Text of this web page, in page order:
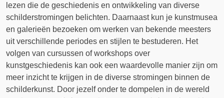
lezen die de geschiedenis en ontwikkeling van diverse
schilderstromingen belichten. Daarnaast kun je kunstmusea
en galerieën bezoeken om werken van bekende meesters
uit verschillende periodes en stijlen te bestuderen. Het
volgen van cursussen of workshops over
kunstgeschiedenis kan ook een waardevolle manier zijn om
meer inzicht te krijgen in de diverse stromingen binnen de
schilderkunst. Door jezelf onder te dompelen in de wereld